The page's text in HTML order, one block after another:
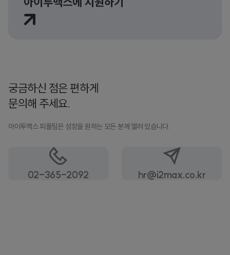
02-365-2092 hr@i2max.co.kr
궁금하신 점은 편하게
문의해 주세요.
아이투맥스 피플팀은 성장을 원하는 모든 분께 열려 있습니다.